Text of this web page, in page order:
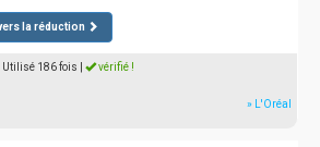
la réduction
| Utilisé 186 fois vérifié !
» L'Oréal